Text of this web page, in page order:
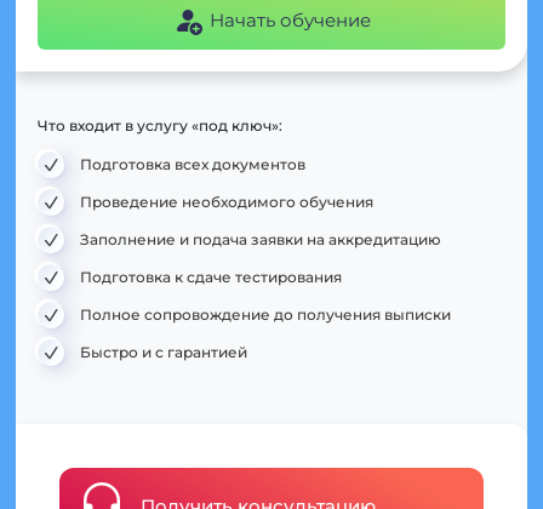
Начать обучение
Что входит в услугу «под ключ»:
Подготовка всех документов
Проведение необходимого обучения
Заполнение и подача заявки на аккредитацию
Подготовка к сдаче тестирования
Полное сопровождение до получения выписки
Быстро и с гарантией